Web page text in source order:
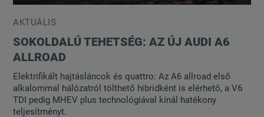
AKTUÁLIS
SOKOLDALÚ TEHETSÉG: AZ ÚJ AUDI A6
ALLROAD
Elektrifikált hajtásláncok és quattro: Az A6 allroad első
alkalommal hálózatról tölthető hibridként is elérhető, a V6
TDI pedig MHEV plus technológiával kínál hatékony
teljesítményt.